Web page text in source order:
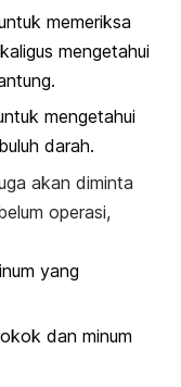
memeriksa
mengetahui
mengetahui
darah.
akan diminta
operasi,
yang
dan minum